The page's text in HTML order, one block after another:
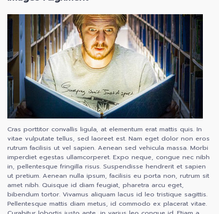
Cras porttitor convallis ligula, at elementum erat mattis quis. In
vitae vulputate tellus, sed laoreet est. Nam eget dolor non eros
rutrum facilisis ut vel sapien. Aenean sed vehicula massa. Morbi
imperdiet egestas ullamcorperet. Expo neque, congue nec nibh
in, pellentesque fringilla risus. Suspendisse hendrerit et sapien
ut pretium. Aenean nulla ipsum, facilisis eu porta non, rutrum sit
amet nibh. Quisque id diam feugiat, pharetra arcu eget,
bibendum tortor. Vivamus aliquam lacus id leo tristique sagittis.
Pellentesque mattis diam metus, id commodo ex placerat vitae.